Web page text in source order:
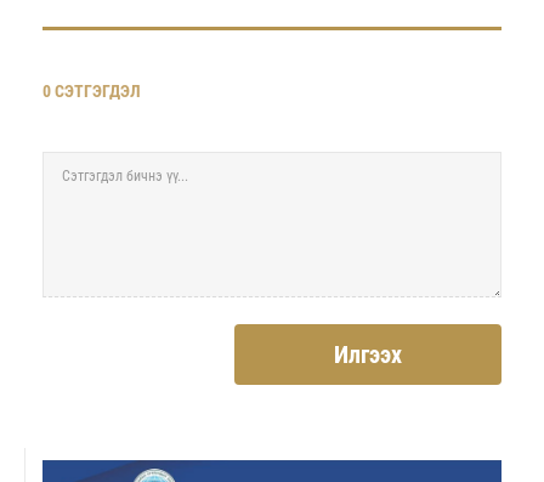
0 СЭТГЭГДЭЛ
Илгээх